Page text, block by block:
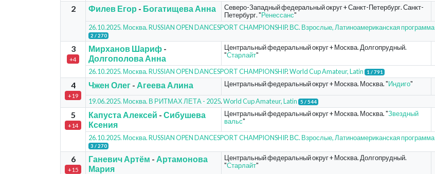
2 Филев Егор - Богатищева Анна
Северо-Западный федеральный округ + Санкт-Петербург. Санкт-
Петербург. "Ренессанс"
26.10.2025. Москва. RUSSIAN OPEN DANCESPORT CHAMPIONSHIP. ВС. Взрослые, Латиноамериканская программа
2 / 270
3
+4
Мирханов Шариф-
Долгополова Анна
Центральный федеральный округ + Москва. Долгопрудный.
"Старлайт"
26.10.2025. Москва. RUSSIAN OPEN DANCESPORT CHAMPIONSHIP.World Cup Amateur, Latin 1 / 791
4
+19
Чжен Олег- Агеева Алина Центральный федеральный округ + Москва. Москва. "Индиго"
19.06.2025. Москва. В РИТМАХ ЛЕТА - 2025.World Cup Amateur, Latin 5 / 544
5
+14
Капуста Алексей - Сибушева
Ксения
Центральный федеральный округ + Москва. Москва. "Звездный
вальс"
26.10.2025. Москва. RUSSIAN OPEN DANCESPORT CHAMPIONSHIP. ВС. Взрослые, Латиноамериканская программа
3 / 270
6
+15
Ганевич Артём - Артамонова
Мария
Центральный федеральный округ + Москва. Долгопрудный.
"Старлайт"